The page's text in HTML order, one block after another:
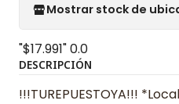
Mostrar stock de
"$17.991"0.0
DESCRIPCIÓN
!!!TUREPUESTOYA!!!